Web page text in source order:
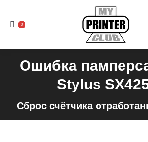
0
Ошибка
Stylus
Сброс счётчика